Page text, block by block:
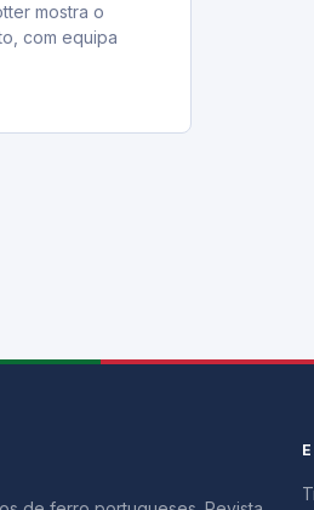
mostra o
com equipa